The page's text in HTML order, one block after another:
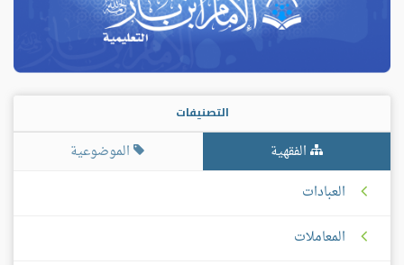
التصنيفات
الفقهية
الموضوعية
العبادات
المعاملات